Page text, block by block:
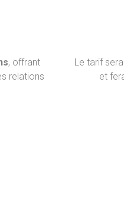
, offrant
relations
Le tarif
et